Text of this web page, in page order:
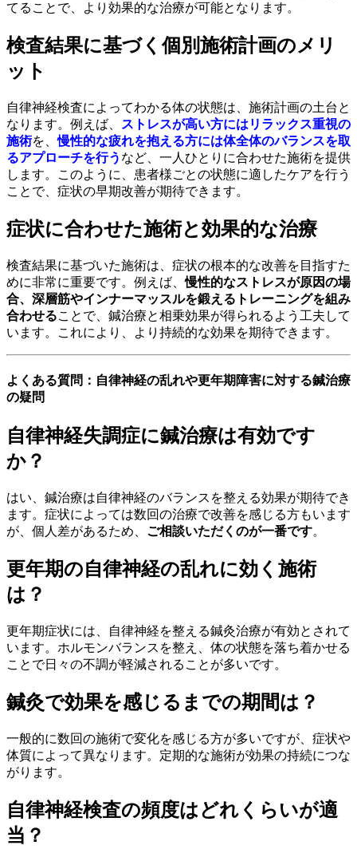
てることで、より効果的な治療が可能となります。
検査結果に基づく個別施術計画のメリ
ット
自律神経検査によってわかる体の状態は、施術計画の土台と
なります。例えば、
ストレスが高い方にはリラックス重視の
施術を、慢性的な疲れを抱える方には体全体のバランスを取
るアプローチを行う など、一人ひとりに合わせた施術を提供
します。このように、患者様ごとの状態に適したケアを行う
ことで、症状の早期改善が期待できます。
症状に合わせた施術と効果的な治療
検査結果に基づいた施術は、症状の根本的な改善を目指すた
めに非常に重要です。例えば、慢性的なストレスが原因の場
合、深層筋やインナーマッスルを鍛えるトレーニングを組み
合わせることで、鍼治療と相乗効果が得られるよう工夫して
います。これにより、より持続的な効果を期待できます。
よくある質問：自律神経の乱れや更年期障害に対する鍼治療
の疑問
自律神経失調症に鍼治療は有効です
か？
はい、鍼治療は自律神経のバランスを整える効果が期待でき
ます。症状によっては数回の治療で改善を感じる方もいます
が、個人差があるため、 ご相談いただくのが一番です。
更年期の自律神経の乱れに効く施術
は？
更年期症状には、自律神経を整える鍼灸治療が有効とされて
います。ホルモンバランスを整え、体の状態を落ち着かせる
ことで日々の不調が軽減されることが多いです。
鍼灸で効果を感じるまでの期間は？
一般的に数回の施術で変化を感じる方が多いですが、症状や
体質によって異なります。定期的な施術が効果の持続につな
がります。
自律神経検査の頻度はどれくらいが適
当？